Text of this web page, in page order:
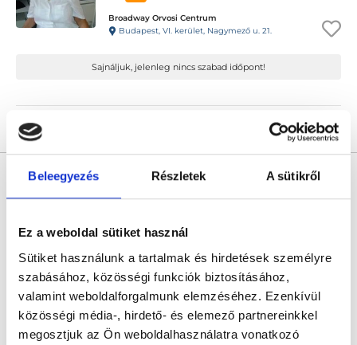
Beleegyezés Részletek A sütikről
Ez a weboldal sütiket használ
Sütiket használunk a tartalmak és hirdetések személyre
szabásához, közösségi funkciók biztosításához,
valamint weboldalforgalmunk elemzéséhez. Ezenkívül
közösségi média-, hirdető- és elemező partnereinkkel
megosztjuk az Ön weboldalhasználatra vonatkozó
Broadway Orvosi Centrum
Budapest, VI. kerület, Nagymező u. 21.
Sajnáljuk, jelenleg nincs szabad időpont!
Profil
orvos, aki jogszabályok szerinti szakorvosi szakképesítés
szolgáltató szakorvosa az első részvizsgáig, utána pedig a
felelősségét kizárja esetleges névazonosságért bármely szakorvos
Főoldal Bőrgyógyász Videós konzultáció